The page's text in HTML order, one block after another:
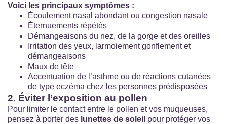
Voici les principaux symptômes :
Écoulement nasal abondant ou congestion nasale
Éternuements répétés
Démangeaisons du nez, de la gorge et des oreilles
Irritation des yeux, larmoiement gonflement et
démangeaisons
Maux de tête
Accentuation de l’asthme ou de réactions cutanées
de type eczéma chez les personnes prédisposées
2. Éviter l’exposition au pollen
Pour limiter le contact entre le pollen et vos muqueuses,
pensez à porter des lunettes de soleil pour protéger vos